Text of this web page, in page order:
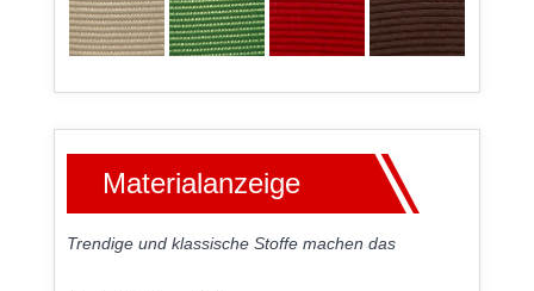
Materialanzeige
Trendige und klassische Stoffe machen das